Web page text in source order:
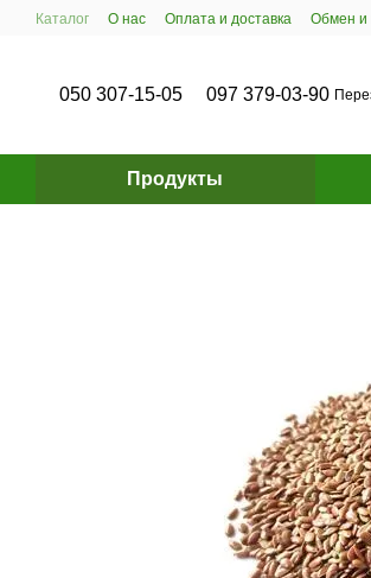
Перейти к основному контенту
Каталог О нас Оплата и доставка Обмен и
050 307-15-05 097 379-03-90
Продукты